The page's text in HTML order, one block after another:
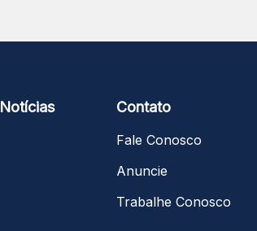
Contato
Fale Conosco
Anuncie
Trabalhe Conosco